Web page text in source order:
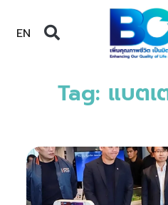
EN
Tag: แบต